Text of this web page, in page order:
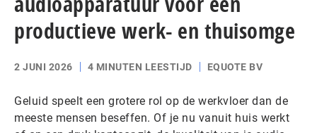
productieve werk- en thuisomge
2 JUNI 2026 4 MINUTEN LEESTIJD EQUOTE BV
Geluid speelt een grotere rol op de werkvloer dan de
meeste mensen beseffen. Of je nu vanuit huis werkt